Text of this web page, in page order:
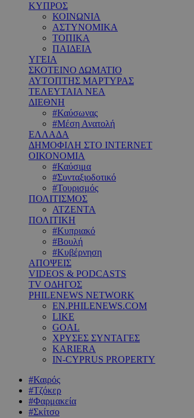
ΚΥΠΡΟΣ
ΚΟΙΝΩΝΙΑ
ΑΣΤΥΝΟΜΙΚΑ
ΤΟΠΙΚΑ
ΠΑΙΔΕΙΑ
ΥΓΕΙΑ
ΣΚΟΤΕΙΝΟ ΔΩΜΑΤΙΟ
ΑΥΤΟΠΤΗΣ ΜΑΡΤΥΡΑΣ
ΤΕΛΕΥΤΑΙΑ ΝΕΑ
ΔΙΕΘΝΗ
#Καύσωνας
#Μέση Ανατολή
ΕΛΛΑΔΑ
ΔΗΜΟΦΙΛΗ ΣΤΟ INTERNET
ΟΙΚΟΝΟΜΙΑ
#Καύσιμα
#Συνταξιοδοτικό
#Τουρισμός
ΠΟΛΙΤΙΣΜΟΣ
ΑΤΖΕΝΤΑ
ΠΟΛΙΤΙΚΗ
#Κυπριακό
#Βουλή
#Κυβέρνηση
ΑΠΟΨΕΙΣ
VIDEOS & PODCASTS
TV ΟΔΗΓΟΣ
PHILENEWS NETWORK
EN.PHILENEWS.COM
LIKE
GOAL
ΧΡΥΣΕΣ ΣΥΝΤΑΓΕΣ
KARIERA
IN-CYPRUS PROPERTY
#Καιρός
#Τζόκερ
#Φαρμακεία
#Σκίτσο